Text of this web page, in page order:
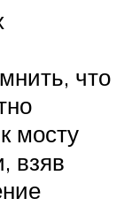
что
мосту
взяв